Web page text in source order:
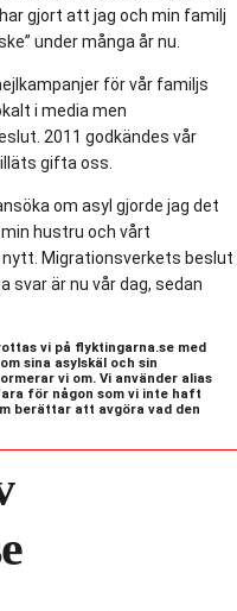
gjort att jag och min familj
under många år nu.
för vår familjs
i media men
2011 godkändes vår
gifta oss.
om asyl gjorde jag det
hustru och vårt
Migrationsverkets beslut
svar är nu vår dag, sedan
vi på flyktingarna.se med
sina asylskäl och sin
vi om. Vi använder alias
för någon som vi inte haft
berättar att avgöra vad den